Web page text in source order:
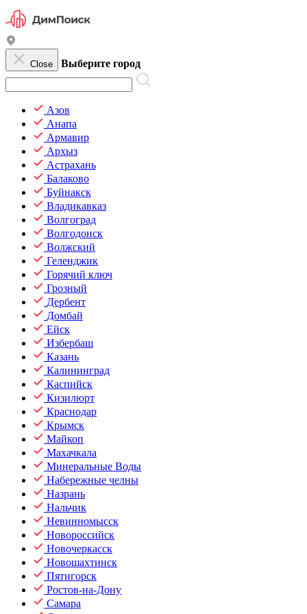
Close Выберите город
Азов
Анапа
Армавир
Архыз
Астрахань
Балаково
Буйнакск
Владикавказ
Волгоград
Волгодонск
Волжский
Геленджик
Горячий ключ
Грозный
Дербент
Домбай
Ейск
Избербаш
Казань
Калининград
Каспийск
Кизилюрт
Краснодар
Крымск
Майкоп
Махачкала
Минеральные Воды
Набережные челны
Назрань
Нальчик
Невинномысск
Новороссийск
Новочеркасск
Новошахтинск
Пятигорск
Ростов-на-Дону
Самара